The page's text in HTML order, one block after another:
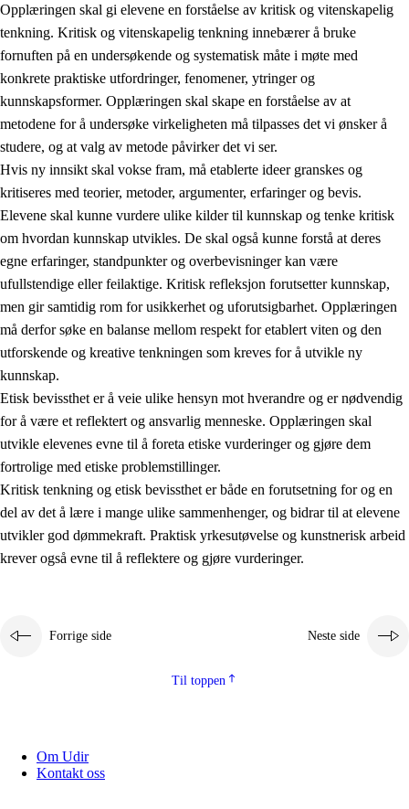
1. Opplæringens verdigrunnlag
1.1 Menneskeverdet
1.2 Identitet og kulturelt mangfold
1.3 Kritisk tenkning og etisk bevissthet
1.4 Skaperglede, engasjement og utforskertrang
1.5 Respekt for naturen og miljøbevissthet
1.6 Demokrati og medvirkning
Opplæringen skal gi elevene en forståelse av kritisk og vitenskapelig
tenkning. Kritisk og vitenskapelig tenkning innebærer å bruke
fornuften på en undersøkende og systematisk måte i møte med
konkrete praktiske utfordringer, fenomener, ytringer og
kunnskapsformer. Opplæringen skal skape en forståelse av at
metodene for å undersøke virkeligheten må tilpasses det vi ønsker å
studere, og at valg av metode påvirker det vi ser.
Hvis ny innsikt skal vokse fram, må etablerte ideer granskes og
kritiseres med teorier, metoder, argumenter, erfaringer og bevis.
Elevene skal kunne vurdere ulike kilder til kunnskap og tenke kritisk
om hvordan kunnskap utvikles. De skal også kunne forstå at deres
egne erfaringer, standpunkter og overbevisninger kan være
ufullstendige eller feilaktige. Kritisk refleksjon forutsetter kunnskap,
men gir samtidig rom for usikkerhet og uforutsigbarhet. Opplæringen
må derfor søke en balanse mellom respekt for etablert viten og den
utforskende og kreative tenkningen som kreves for å utvikle ny
kunnskap.
Etisk bevissthet er å veie ulike hensyn mot hverandre og er nødvendig
for å være et reflektert og ansvarlig menneske. Opplæringen skal
utvikle elevenes evne til å foreta etiske vurderinger og gjøre dem
fortrolige med etiske problemstillinger.
Kritisk tenkning og etisk bevissthet er både en forutsetning for og en
del av det å lære i mange ulike sammenhenger, og bidrar til at elevene
utvikler god dømmekraft. Praktisk yrkesutøvelse og kunstnerisk arbeid
krever også evne til å reflektere og gjøre vurderinger.
Forrige side Neste side
Til toppen
Om Udir
Kontakt oss